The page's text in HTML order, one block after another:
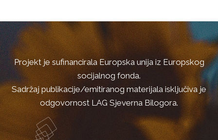
Projekt je sufinancirala Europska unija iz Europskog
socijalnog fonda.
Sadržaj publikacije/emitiranog materijala isključiva je
odgovornost LAG Sjeverna Bilogora.